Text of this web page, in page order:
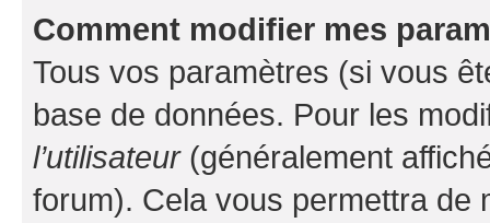
Comment modifier mes
Tous vos paramètres (si vous
base de données. Pour les
l’utilisateur(généralement
forum). Cela vous permettra de